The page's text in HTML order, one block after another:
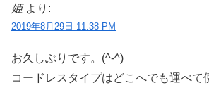
姫 より:
2019年8月29日 11:38 PM
お久しぶりです。(^-^)
コードレスタイプはどこへでも運べて